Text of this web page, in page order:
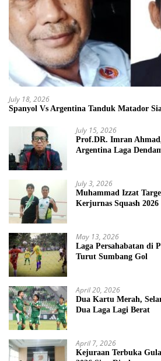
July 18, 2026
Spanyol Vs Argentina Tanduk Matador
July 15, 2026
Prof.DR. Imran
Argentina Laga
July 3, 2026
Muhammad Izzat
Kerjurnas Squash 2026
May 13, 2026
Laga Persahabatan di
Turut Sumbang Gol
April 20, 2026
Dua Kartu Merah,
Dua Laga Lagi Berat
April 7, 2026
Kejuraan Terbuka